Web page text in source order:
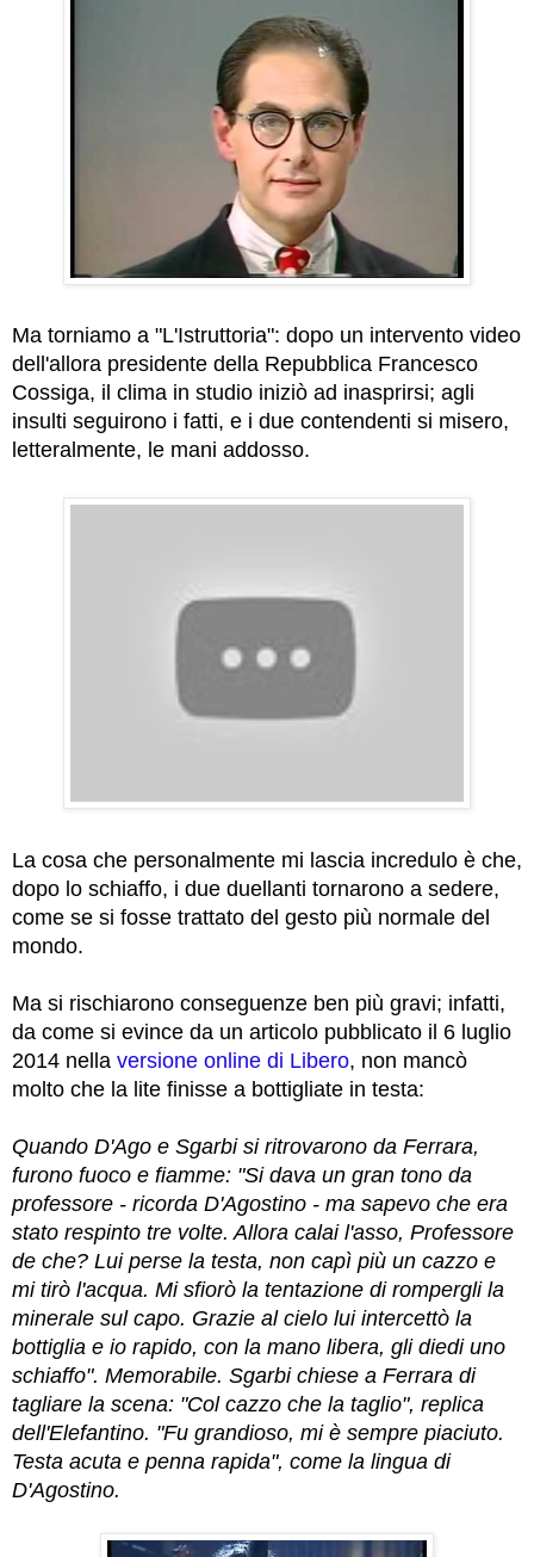
Ma torniamo a "L'Istruttoria": dopo un intervento video
dell'allora presidente della Repubblica Francesco
Cossiga, il clima in studio iniziò ad inasprirsi; agli
insulti seguirono i fatti, e i due contendenti si misero,
letteralmente, le mani addosso.
La cosa che personalmente mi lascia incredulo è che,
dopo lo schiaffo, i due duellanti tornarono a sedere,
come se si fosse trattato del gesto più normale del
mondo.
Ma si rischiarono conseguenze ben più gravi; infatti,
da come si evince da un articolo pubblicato il 6 luglio
2014 nella versione online di Libero, non mancò
molto che la lite finisse a bottigliate in testa:
Quando D'Ago e Sgarbi si ritrovarono da Ferrara,
furono fuoco e fiamme: "Si dava un gran tono da
professore - ricorda D'Agostino - ma sapevo che era
stato respinto tre volte. Allora calai l'asso, Professore
de che? Lui perse la testa, non capì più un cazzo e
mi tirò l'acqua. Mi sfiorò la tentazione di rompergli la
minerale sul capo. Grazie al cielo lui intercettò la
bottiglia e io rapido, con la mano libera, gli diedi uno
schiaffo". Memorabile. Sgarbi chiese a Ferrara di
tagliare la scena: "Col cazzo che la taglio", replica
dell'Elefantino. "Fu grandioso, mi è sempre piaciuto.
Testa acuta e penna rapida", come la lingua di
D'Agostino.